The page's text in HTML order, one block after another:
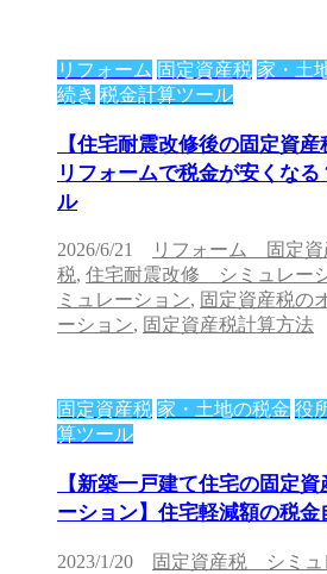
リフォーム 固定資産税 家・土
続き 税金計算ツール
【住宅耐震改修後の固定資産
リフォームで税金が安くな
ル
2026/6/21 リフォーム 固定資
税, 住宅耐震改修 シミュレー
ミュレーション, 固定資産税の
ーション, 固定資産税計算方法
固定資産税 家・土地の税金 役
算ツール
【新築一戸建て住宅の固定
ーション】住宅軽減額の税
2023/1/20 固定資産税 シミュ